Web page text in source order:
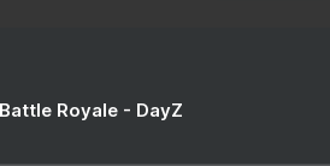
Royale - DayZ